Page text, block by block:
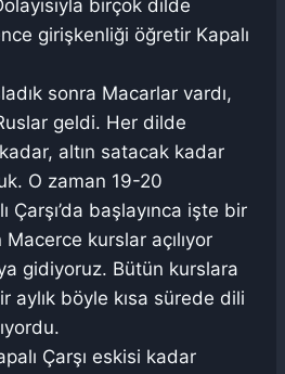
birçok dilde
girişkenliği öğretir Kapalı
sonra Macarlar vardı,
geldi. Her dilde
altın satacak kadar
O zaman 19-20
Çarşı’da başlayınca işte bir
kurslar açılıyor
gidiyoruz. Bütün kurslara
aylık böyle kısa sürede dili
Çarşı eskisi kadar